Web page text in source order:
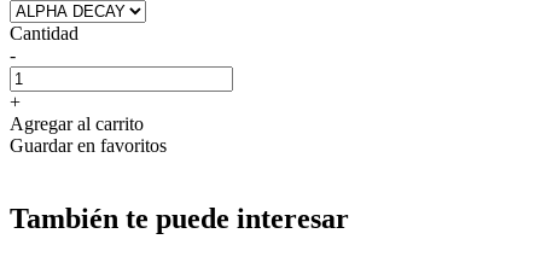
Cantidad
-
+
Agregar al carrito
Guardar en favoritos
También te puede interesar